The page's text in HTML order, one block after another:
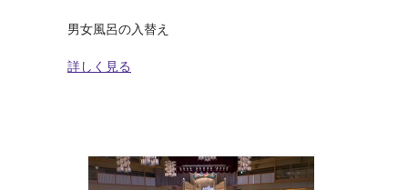
男女風呂の入替え
詳しく見る